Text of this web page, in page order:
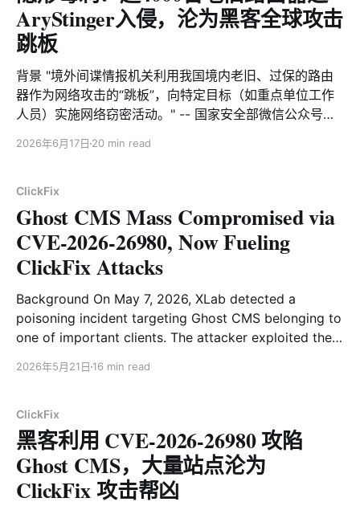
AryStinger入侵，沦为黑客全球攻击
跳板
背景 "境外间谍情报机关利用我国境内老旧、过保的路由
器作为网络攻击的“跳板”，向特定目标（如重点单位工作
人员）实施网络窃密活动。" -- 国家安全部微信公众号
元凶竟是它！》中发出上述警示，指出老旧路由器正成为
觉得必须重视老旧路由被入侵这一情况，本文将介绍奇安
信XLab视野中一起不同寻常，专门针对基于RTL819X系列
芯片的路由器设备的攻击活动。RTL819X系列芯片的主流
活跃期集中在 2012 年至 2015 年左右，攻击者利用13年
前被披露的漏洞攻陷大量老旧路由，组建侦察和攻击集
安部所述并无直接关系） 让我们把钟拨回到2026年3月12
日，XLab大网威胁感知系统监测到IP 107.150.106.14通过
老旧漏洞CVE-2013-3307以及CVE-2016-5681传播一个
VT 0检测的C语言实现的ELF样本。受这俩个漏洞影响的
2026年6月17日 20 min read
ClickFix
Ghost CMS Mass Compromised via
CVE-2026-26980, Now Fueling
ClickFix Attacks
Background On May 7, 2026, XLab detected a
poisoning incident targeting Ghost CMS belonging to
one of important clients. The attacker exploited the
26980 in Ghost CMS to obtain the target site's
the Ghost Admin API
2026年5月21日 16 min read
ClickFix
黑客利用 CVE-2026-26980 攻陷
Ghost CMS，大量站点沦为
ClickFix 攻击帮凶